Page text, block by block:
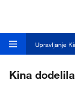
Upravljanje
Kina